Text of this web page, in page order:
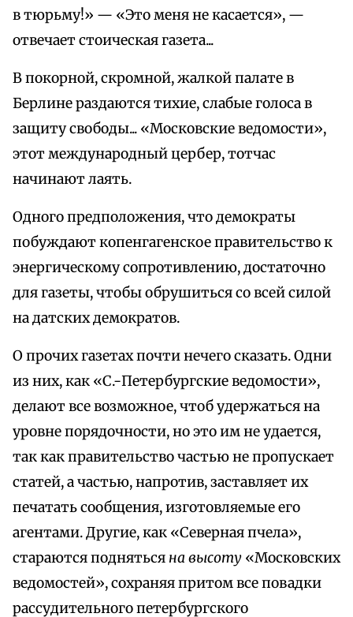
в тюрьму!» — «Это меня не касается», —
отвечает стоическая газета...
В покорной, скромной, жалкой палате в
Берлине раздаются тихие, слабые голоса в
защиту свободы... «Московские ведомости»,
этот международный цербер, тотчас
начинают лаять.
Одного предположения, что демократы
побуждают копенгагенское правительство к
энергическому сопротивлению, достаточно
для газеты, чтобы обрушиться со всей силой
на датских демократов.
О прочих газетах почти нечего сказать. Одни
из них, как «С.-Петербургские ведомости»,
делают все возможное, чтоб удержаться на
уровне порядочности, но это им не удается,
так как правительство частью не пропускает
статей, а частью, напротив, заставляет их
печатать сообщения, изготовляемые его
агентами. Другие, как «Северная пчела»,
стараются подняться на высоту «Московских
ведомостей», сохраняя притом все повадки
рассудительного петербургского